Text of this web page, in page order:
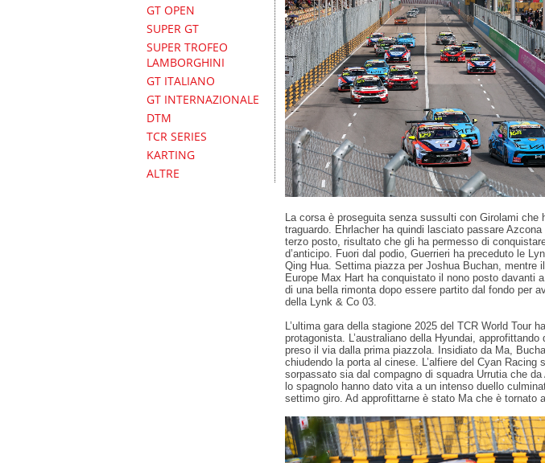
GT OPEN
SUPER GT
SUPER TROFEO
LAMBORGHINI
GT ITALIANO
GT INTERNAZIONALE
DTM
TCR SERIES
KARTING
ALTRE
La corsa è proseguita senza sussulti con Girolami che
traguardo. Ehrlacher ha quindi lasciato passare Azcona
terzo posto, risultato che gli ha permesso di
d’anticipo. Fuori dal podio, Guerrieri ha preceduto le
Qing Hua. Settima piazza per Joshua Buchan, mentre
Europe Max Hart ha conquistato il nono posto davanti
di una bella rimonta dopo essere partito dal fondo per
della Lynk & Co 03.
L’ultima gara della stagione 2025 del TCR World Tour
protagonista. L’australiano della Hyundai,
preso il via dalla prima piazzola. Insidiato da Ma,
chiudendo la porta al cinese. L’alfiere del Cyan Racing
sorpassato sia dal compagno di squadra Urrutia che da
lo spagnolo hanno dato vita a un intenso duello
settimo giro. Ad approfittarne è stato Ma che è tornato